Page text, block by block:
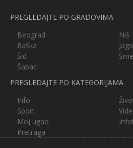
PREGLEDAJTE PO GRADOVIMA
Beograd
Niš
Raška
Šid
Šabac
PREGLEDAJTE PO KATEGORIJAMA
Info
Sport
Moj ugao
Pretraga